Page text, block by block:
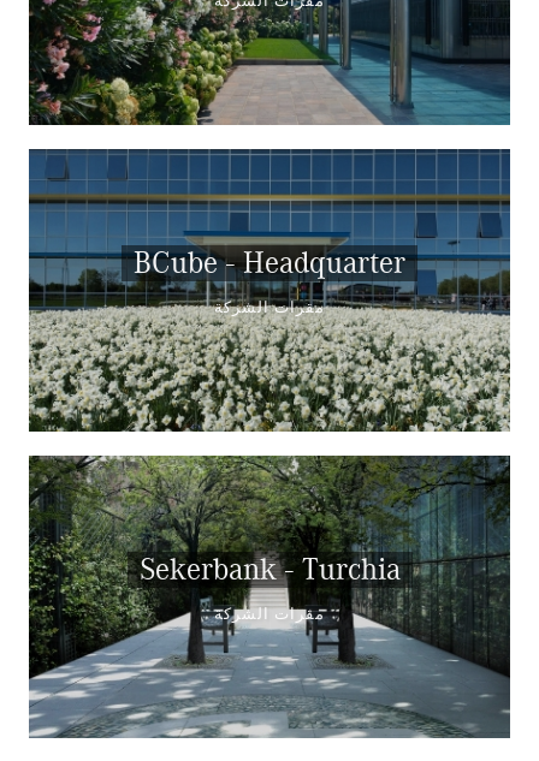
BCube - Headquarter
مقرات الشركة
Sekerbank - Turchia
مقرات الشركة